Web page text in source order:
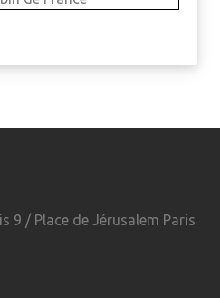
9 / Place de Jérusalem Paris